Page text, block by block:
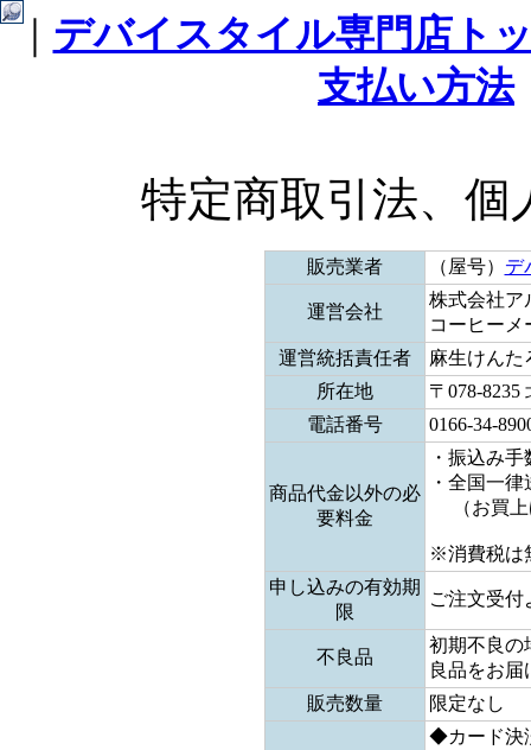
｜ デバイスタイル専門店ト
支払い方法
特定商取引法、個
販売業者 （屋号） デ
運営会社
株式会社ア
コーヒーメ
運営統括責任者
麻生けんた
所在地
〒078-8235
電話番号
0166-34-
商品代金以外の必
要料金
・振込み手
・全国一律
（お買上
※消費税は
申し込みの有効期
限
ご注文受付
不良品
初期不良の
良品をお届
販売数量
限定なし
◆カード決